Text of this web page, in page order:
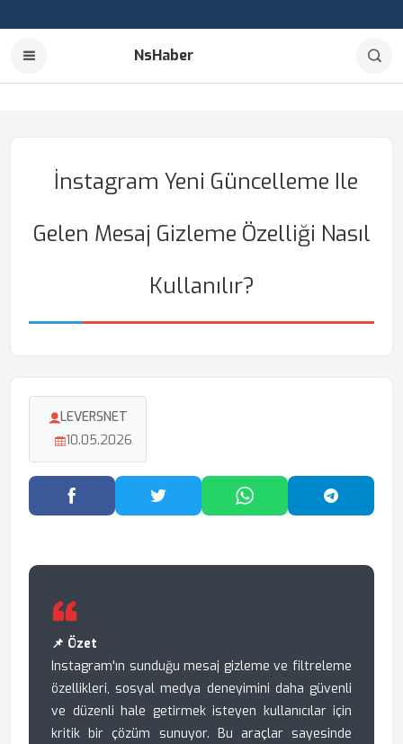
NsHaber
İnstagram Yeni Güncelleme Ile
Gelen Mesaj Gizleme Özelliği Nasıl
Kullanılır?
LEVERSNET
10.05.2026
Facebook'ta PaylaşTwitter'da PaylaşWhatsApp'ta Paylaş
📌 Özet
Instagram'ın sunduğu mesaj gizleme ve filtreleme
özellikleri, sosyal medya deneyimini daha güvenli
ve düzenli hale getirmek isteyen kullanıcılar için
kritik bir çözüm sunuyor. Bu araçlar sayesinde